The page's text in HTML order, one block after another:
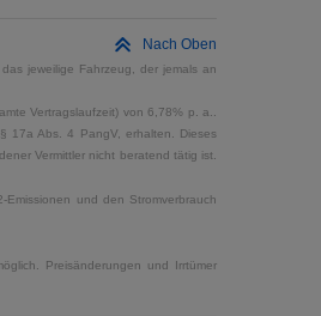
Nach Oben
jeweilige Fahrzeug, der jemals an
Vertragslaufzeit) von 6,78% p. a..
17a Abs. 4 PangV, erhalten. Dieses
Vermittler nicht beratend tätig ist.
und den Stromverbrauch
Preisänderungen und Irrtümer